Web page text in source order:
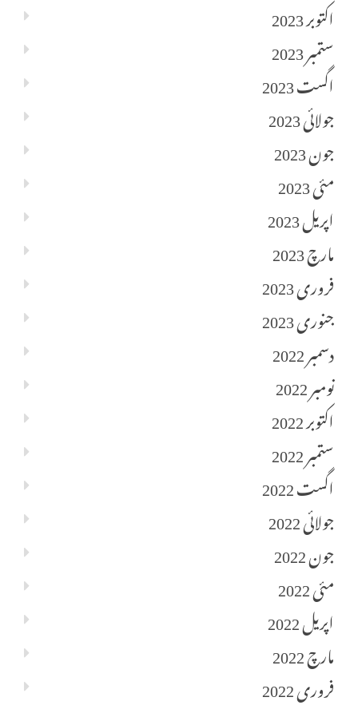
اکتوبر 2023
ستمبر 2023
اگست 2023
جولائی 2023
جون 2023
مئی 2023
اپریل 2023
مارچ 2023
فروری 2023
جنوری 2023
دسمبر 2022
نومبر 2022
اکتوبر 2022
ستمبر 2022
اگست 2022
جولائی 2022
جون 2022
مئی 2022
اپریل 2022
مارچ 2022
فروری 2022